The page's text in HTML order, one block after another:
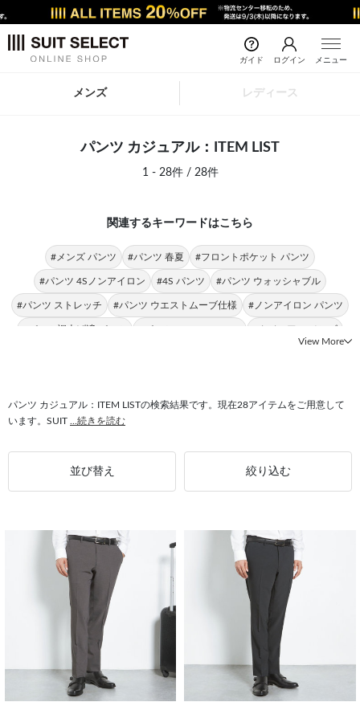
ガイド ログイン メニュー
メンズ レディース
パンツ カジュアル：ITEM LIST
1 - 28件 / 28件
関連するキーワードはこちら
#メンズ パンツ #パンツ 春夏 #フロントポケット パンツ
#パンツ 4Sノンアイロン #4S パンツ #パンツ ウォッシャブル
#パンツ ストレッチ #パンツ ウエストムーブ仕様 #ノンアイロン パンツ
#パンツ裾上げ済 パンツ #パンツ SLIM TAPERED #カジュアル メンズ
#パーティー カジュアル #カジュアル ギフト #トップス カジュアル
View More
パンツ カジュアル：ITEM LISTの検索結果です。現在28アイテムをご用意して
います。SUIT
...続きを読む
並び替え 絞り込む